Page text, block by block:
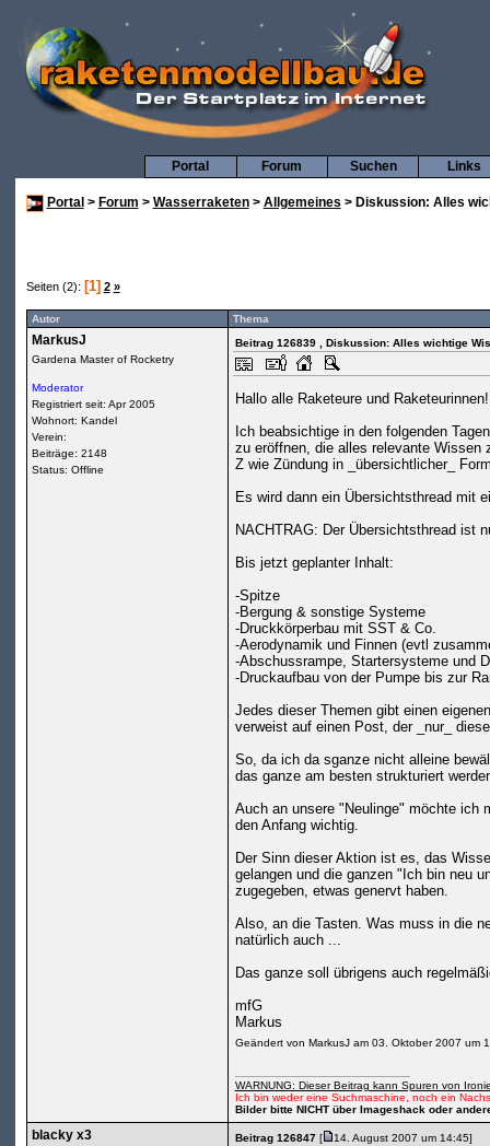
Links
Suchen
Forum
Portal
Portal > Forum > Wasserraketen> Allgemeines > Diskussion: Alles
Seiten (2): [1] 2 »
Autor Thema
MarkusJ
Gardena Master of Rocketry
Moderator
Registriert seit: Apr 2005
Wohnort: Kandel
Verein:
Beiträge: 2148
Status: Offline
Beitrag 126839 , Diskussion: Alles wichtige
Hallo alle Raketeure und Raketeurinnen!
Ich beabsichtige in den folgenden
zu eröffnen, die alles relevante Wissen
Z wie Zündung in _übersichtlicher_
Es wird dann ein Übersichtsthread mit
NACHTRAG: Der Übersichtsthread ist
Bis jetzt geplanter Inhalt:
-Spitze
-Bergung & sonstige Systeme
-Druckkörperbau mit SST & Co.
-Aerodynamik und Finnen (evtl
-Abschussrampe, Startersysteme und
-Druckaufbau von der Pumpe bis zur
Jedes dieser Themen gibt einen
verweist auf einen Post, der _nur_
So, da ich da sganze nicht alleine
das ganze am besten strukturiert
Auch an unsere "Neulinge" möchte ich
den Anfang wichtig.
Der Sinn dieser Aktion ist es, das
gelangen und die ganzen "Ich bin neu
zugegeben, etwas genervt haben.
Also, an die Tasten. Was muss in die
natürlich auch ...
Das ganze soll übrigens auch
mfG
Markus
Geändert von MarkusJ am 03. Oktober 2007 um
WARNUNG: Dieser Beitrag kann Spuren von
Ich bin weder eine Suchmaschine, noch ein
Bilder bitte NICHT über Imageshack oder
blacky x3 Beitrag 126847[ 14. August 2007 um 14:45]